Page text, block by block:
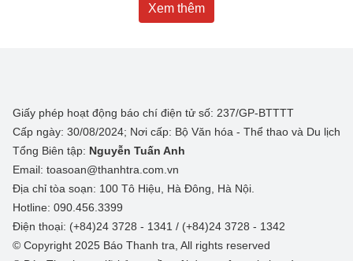
Xem thêm
Giấy phép hoạt động báo chí điện tử số: 237/GP-BTTTT
Cấp ngày: 30/08/2024; Nơi cấp: Bộ Văn hóa - Thể thao và Du lịch
Tổng Biên tập: Nguyễn Tuấn Anh
Email: toasoan@thanhtra.com.vn
Địa chỉ tòa soạn: 100 Tô Hiệu, Hà Đông, Hà Nội.
Hotline: 090.456.3399
Điện thoại: (+84)24 3728 - 1341 / (+84)24 3728 - 1342
© Copyright 2025 Báo Thanh tra, All rights reserved